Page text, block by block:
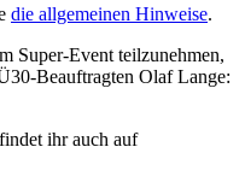
die allgemeinen Hinweise.
Super-Event teilzunehmen,
Beauftragten Olaf Lange:
ihr auch auf